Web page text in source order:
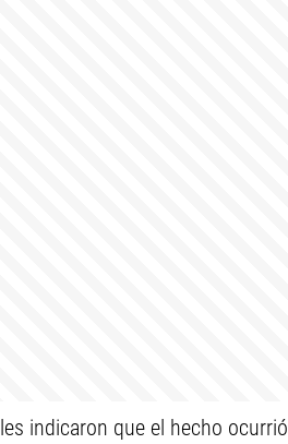
indicaron que el hecho ocurrió